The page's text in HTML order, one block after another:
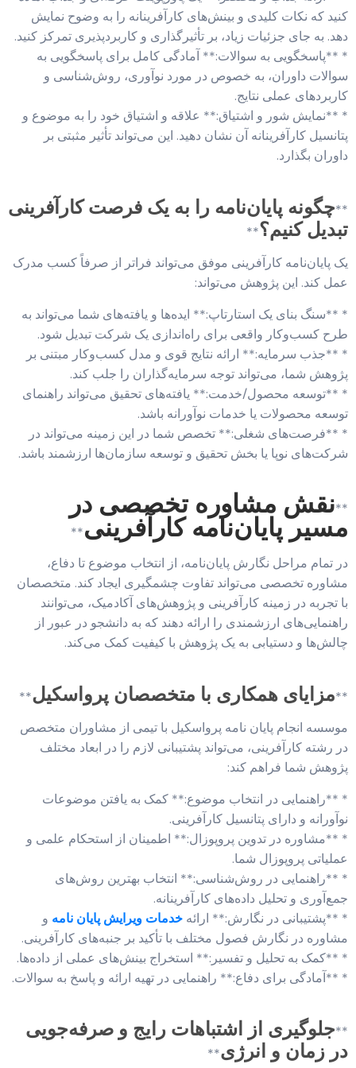
کنید که نکات کلیدی و بینش‌های کارآفرینانه را به وضوح نمایش
دهد. به جای جزئیات زیاد، بر تأثیرگذاری و کاربردپذیری تمرکز کنید.
* **پاسخگویی به سوالات:** آمادگی کامل برای پاسخگویی به
سوالات داوران، به خصوص در مورد نوآوری، روش‌شناسی و
کاربردهای عملی نتایج.
* **نمایش شور و اشتیاق:** علاقه و اشتیاق خود را به موضوع و
پتانسیل کارآفرینانه آن نشان دهید. این می‌تواند تأثیر مثبتی بر
داوران بگذارد.
**چگونه پایان‌نامه را به یک فرصت کارآفرینی
تبدیل کنیم؟**
یک پایان‌نامه کارآفرینی موفق می‌تواند فراتر از صرفاً کسب مدرک
عمل کند. این پژوهش می‌تواند:
* **سنگ بنای یک استارتاپ:** ایده‌ها و یافته‌های شما می‌تواند به
طرح کسب‌وکار واقعی برای راه‌اندازی یک شرکت تبدیل شود.
* **جذب سرمایه:** ارائه نتایج قوی و مدل کسب‌وکار مبتنی بر
پژوهش شما، می‌تواند توجه سرمایه‌گذاران را جلب کند.
* **توسعه محصول/خدمت:** یافته‌های تحقیق می‌تواند راهنمای
توسعه محصولات یا خدمات نوآورانه باشد.
* **فرصت‌های شغلی:** تخصص شما در این زمینه می‌تواند در
شرکت‌های نوپا یا بخش تحقیق و توسعه سازمان‌ها ارزشمند باشد.
**نقش مشاوره تخصصی در
مسیر پایان‌نامه کارآفرینی**
در تمام مراحل نگارش پایان‌نامه، از انتخاب موضوع تا دفاع،
مشاوره تخصصی می‌تواند تفاوت چشمگیری ایجاد کند. متخصصان
با تجربه در زمینه کارآفرینی و پژوهش‌های آکادمیک، می‌توانند
راهنمایی‌های ارزشمندی را ارائه دهند که به دانشجو در عبور از
چالش‌ها و دستیابی به یک پژوهش با کیفیت کمک می‌کند.
**مزایای همکاری با متخصصان پرواسکیل**
موسسه انجام پایان نامه پرواسکیل با تیمی از مشاوران متخصص
در رشته کارآفرینی، می‌تواند پشتیبانی لازم را در ابعاد مختلف
پژوهش شما فراهم کند:
* **راهنمایی در انتخاب موضوع:** کمک به یافتن موضوعات
نوآورانه و دارای پتانسیل کارآفرینی.
* **مشاوره در تدوین پروپوزال:** اطمینان از استحکام علمی و
عملیاتی پروپوزال شما.
* **راهنمایی در روش‌شناسی:** انتخاب بهترین روش‌های
جمع‌آوری و تحلیل داده‌های کارآفرینانه.
* **پشتیبانی در نگارش:** ارائه خدمات ویرایش پایان نامه و
مشاوره در نگارش فصول مختلف با تأکید بر جنبه‌های کارآفرینی.
* **کمک به تحلیل و تفسیر:** استخراج بینش‌های عملی از داده‌ها.
* **آمادگی برای دفاع:** راهنمایی در تهیه ارائه و پاسخ به سوالات.
**جلوگیری از اشتباهات رایج و صرفه‌جویی
در زمان و انرژی**